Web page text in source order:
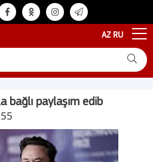
AZ RU
bağlı paylaşım edib